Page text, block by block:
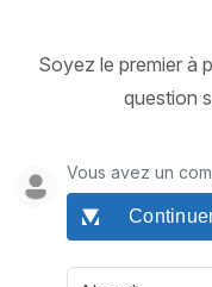
Soyez le premier à
question
Vous avez un